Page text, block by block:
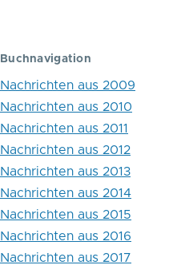
Aktuelle
Strafrechtsreform:
Besserer
Schutz
von
Polizei
und
Buchnavigation
Nachrichten aus 2009
Nachrichten aus 2010
Nachrichten aus 2011
Nachrichten aus 2012
Nachrichten aus 2013
Nachrichten aus 2014
Nachrichten aus 2015
Nachrichten aus 2016
Nachrichten aus 2017